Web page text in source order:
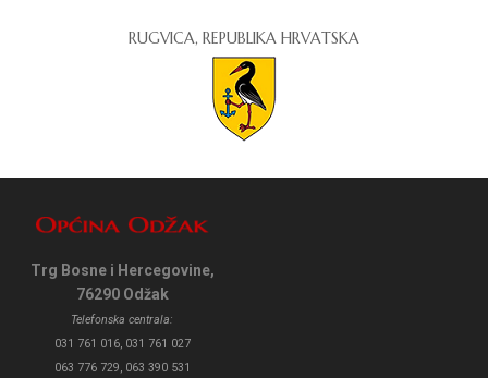
RUGVICA, REPUBLIKA HRVATSKA
Trg Bosne i Hercegovine,
76290 Odžak
Telefonska centrala:
031 761 016, 031 761 027
063 776 729, 063 390 531